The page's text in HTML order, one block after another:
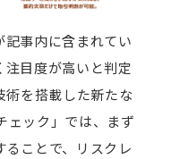
事内に含まれてい
目度が高いと判定
術を搭載した新たな
ェック」では、まず
ことで、リスクレ